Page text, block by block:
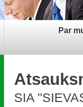
Par
SIA "